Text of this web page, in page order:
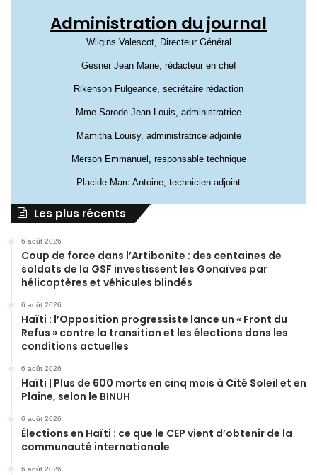
Administration du journal
Wilgins Valescot, Directeur Général
Gesner Jean Marie, rédacteur en chef
Rikenson Fulgeance, secrétaire rédaction
Mme Sarode Jean Louis, administratrice
Mamitha Louisy, administratrice adjointe
Merson Emmanuel, responsable technique
Placide Marc Antoine, technicien adjoint
Les plus récents
6 août 2026
Coup de force dans l’Artibonite : des centaines de
soldats de la GSF investissent les Gonaïves par
hélicoptères et véhicules blindés
6 août 2026
Haïti : l’Opposition progressiste lance un « Front du
Refus » contre la transition et les élections dans les
conditions actuelles
6 août 2026
Haïti | Plus de 600 morts en cinq mois à Cité Soleil et en
Plaine, selon le BINUH
6 août 2026
Élections en Haïti : ce que le CEP vient d’obtenir de la
communauté internationale
6 août 2026